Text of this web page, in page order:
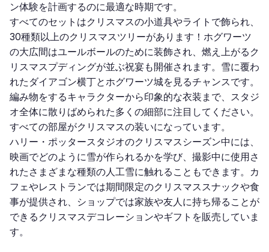
ン体験を計画するのに最適な時期です。
すべてのセットはクリスマスの小道具やライトで飾られ、
30種類以上のクリスマスツリーがあります！ホグワーツ
の大広間はユールボールのために装飾され、燃え上がるク
リスマスプディングが並ぶ祝宴も開催されます。雪に覆わ
れたダイアゴン横丁とホグワーツ城を見るチャンスです。
編み物をするキャラクターから印象的な衣装まで、スタジ
オ全体に散りばめられた多くの細部に注目してください。
すべての部屋がクリスマスの装いになっています。
ハリー・ポッタースタジオのクリスマスシーズン中には、
映画でどのように雪が作られるかを学び、撮影中に使用さ
れたさまざまな種類の人工雪に触れることもできます。カ
フェやレストランでは期間限定のクリスマススナックや食
事が提供され、ショップでは家族や友人に持ち帰ることが
できるクリスマスデコレーションやギフトを販売していま
す。